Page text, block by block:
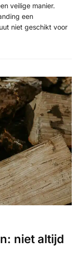
veilige manier.
een
niet geschikt voor
niet altijd